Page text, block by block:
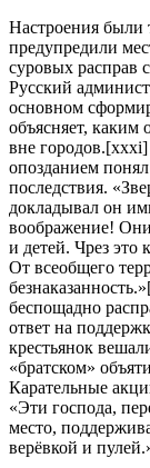
Настроения были
предупредили
суровых
Русский
основном
объясняет, каким
вне
опозданием
последствия.
докладывал он
воображение!
и детей. Чрез это
От всеобщего
беспощадно
ответ на
крестьянок
«братском»
Карательные
«Эти господа,
место,
верёвкой и